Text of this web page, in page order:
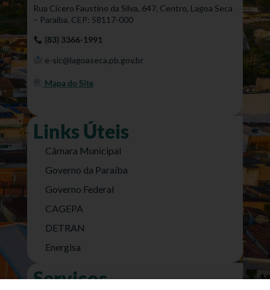
Rua Cícero Faustino da Silva, 647, Centro, Lagoa Seca
– Paraíba. CEP: 58117-000
(83) 3366-1991
e-sic@lagoaseca.pb.gov.br
Mapa do Site
Links Úteis
Câmara Municipal
Governo da Paraíba
Governo Federal
CAGEPA
DETRAN
Energisa
Serviços